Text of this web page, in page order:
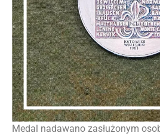
Medal nadawano zasłużonym